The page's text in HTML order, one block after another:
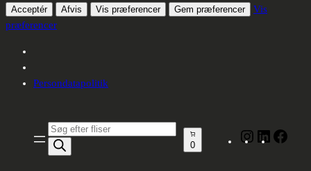
Acceptér Afvis Vis præferencer Gem præferencer
Vis
præferencer
Persondatapolitik
Produktsøgning
0
Instagram
LinkedIn